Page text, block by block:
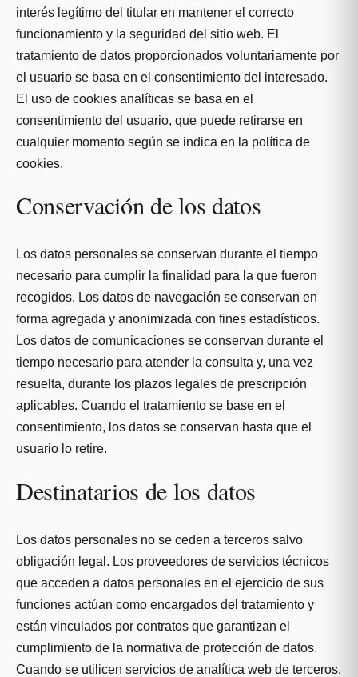
interés legítimo del titular en mantener el correcto
funcionamiento y la seguridad del sitio web. El
tratamiento de datos proporcionados voluntariamente por
el usuario se basa en el consentimiento del interesado.
El uso de cookies analíticas se basa en el
consentimiento del usuario, que puede retirarse en
cualquier momento según se indica en la política de
cookies.
Conservación de los datos
Los datos personales se conservan durante el tiempo
necesario para cumplir la finalidad para la que fueron
recogidos. Los datos de navegación se conservan en
forma agregada y anonimizada con fines estadísticos.
Los datos de comunicaciones se conservan durante el
tiempo necesario para atender la consulta y, una vez
resuelta, durante los plazos legales de prescripción
aplicables. Cuando el tratamiento se base en el
consentimiento, los datos se conservan hasta que el
usuario lo retire.
Destinatarios de los datos
Los datos personales no se ceden a terceros salvo
obligación legal. Los proveedores de servicios técnicos
que acceden a datos personales en el ejercicio de sus
funciones actúan como encargados del tratamiento y
están vinculados por contratos que garantizan el
cumplimiento de la normativa de protección de datos.
Cuando se utilicen servicios de analítica web de terceros,